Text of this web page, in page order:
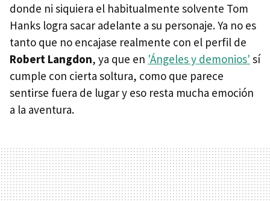
donde ni siquiera el habitualmente solvente Tom
Hanks logra sacar adelante a su personaje. Ya no es
tanto que no encajase realmente con el perfil de
Robert Langdon, ya que en 'Ángeles y demonios' sí
cumple con cierta soltura, como que parece
sentirse fuera de lugar y eso resta mucha emoción
a la aventura.